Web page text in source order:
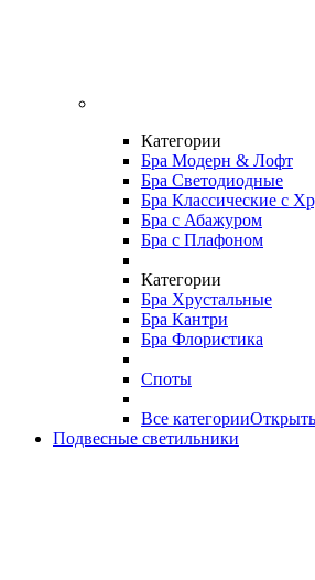
Категории
Бра Модерн & Лофт
Бра Светодиодные
Бра Классические с
Бра с Абажуром
Бра с Плафоном
Категории
Бра Хрустальные
Бра Кантри
Бра Флористика
Споты
Все категорииОткрыть
Подвесные светильники